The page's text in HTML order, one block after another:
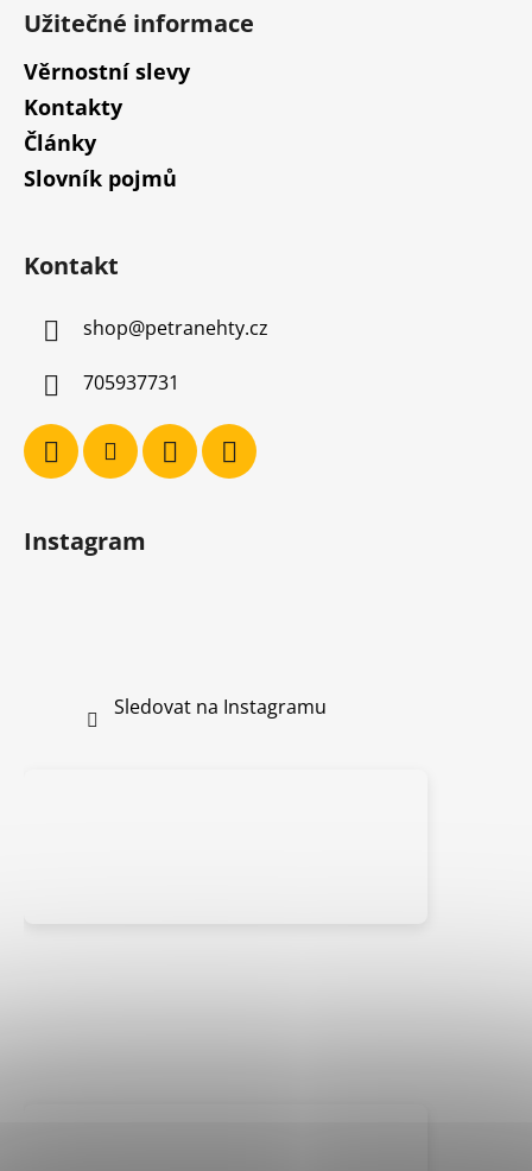
Užitečné informace
Věrnostní slevy
Kontakty
Články
Slovník pojmů
Kontakt
shop@petranehty.cz
705937731
Instagram
Sledovat na Instagramu